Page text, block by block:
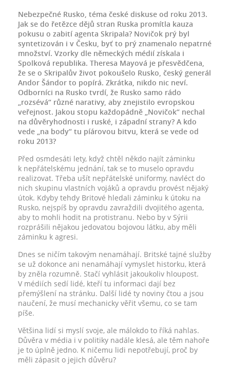
Nebezpečné Rusko, téma české diskuse od roku 2013.
Jak se do řetězce dějů stran Ruska promítla kauza
pokusu o zabití agenta Skripala? Novičok prý byl
syntetizován i v Česku, byť to prý znamenalo nepatrné
množství. Vzorky dle německých médií získala i
Spolková republika. Theresa Mayová je přesvědčena,
že se o Skripalův život pokoušelo Rusko, český generál
Andor Šándor to popírá. Zkrátka, nikdo nic neví.
Odborníci na Rusko tvrdí, že Rusko samo rádo
„rozsévá“ různé narativy, aby znejistilo evropskou
veřejnost. Jakou stopu každopádně „Novičok“ nechal
na důvěryhodnosti i ruské, i západní strany? A kdo
vede „na body“ tu píárovou bitvu, která se vede od
roku 2013?
Před osmdesáti lety, když chtěl někdo najít záminku
k nepřátelskému jednání, tak se to muselo opravdu
realizovat. Třeba ušít nepřátelské uniformy, navléct do
nich skupinu vlastních vojáků a opravdu provést nějaký
útok. Kdyby tehdy Britové hledali záminku k útoku na
Rusko, nejspíš by opravdu zavraždili dvojitého agenta,
aby to mohli hodit na protistranu. Nebo by v Sýrii
rozprášili nějakou jedovatou bojovou látku, aby měli
záminku k agresi.
Dnes se ničím takovým nenamáhají. Britské tajné služby
se už dokonce ani nenamáhají vymyslet historku, která
by zněla rozumně. Stačí vyhlásit jakoukoliv hloupost.
V médiích sedí lidé, kteří tu informaci dají bez
přemýšlení na stránku. Další lidé ty noviny čtou a jsou
naučení, že musí mechanicky věřit všemu, co se tam
píše.
Většina lidí si myslí svoje, ale málokdo to říká nahlas.
Důvěra v média i v politiky nadále klesá, ale těm nahoře
je to úplně jedno. K ničemu lidi nepotřebují, proč by
měli zápasit o jejich důvěru?